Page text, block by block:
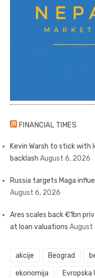
FINANCIAL TIMES
Kevin Warsh to stick with
backlash August 6, 2026
Russia targets Maga
August 6, 2026
Ares scales back €1bn
at loan valuations August
akcije Beograd
ekonomija Evropska